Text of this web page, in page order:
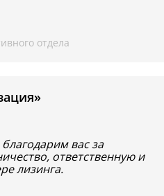
отдела
вас за
ответственную и
лизинга.